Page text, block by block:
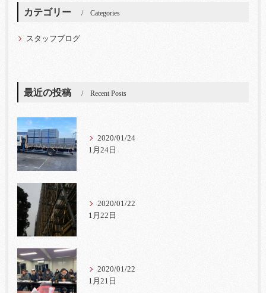
カテゴリー Categories
スタッフブログ
最近の投稿 Recent Posts
2020/01/24
1月24日
2020/01/22
1月22日
2020/01/22
1月21日